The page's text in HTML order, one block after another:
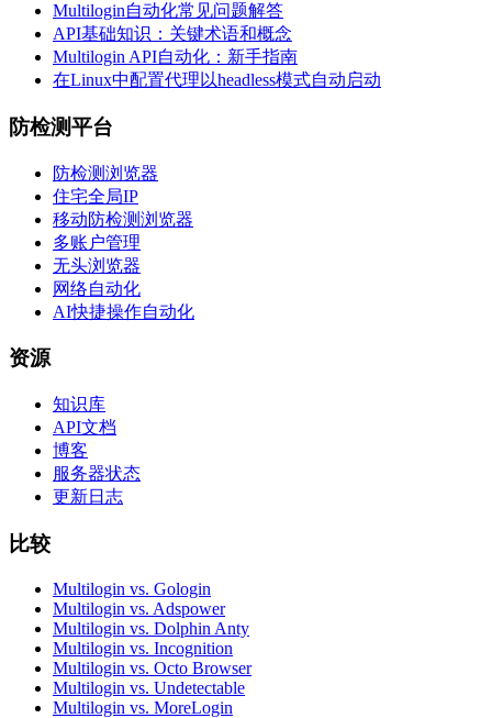
Multilogin自动化常见问题解答
API基础知识：关键术语和概念
Multilogin API自动化：新手指南
在Linux中配置代理以headless模式自动启动
防检测平台
防检测浏览器
住宅全局IP
移动防检测浏览器
多账户管理
无头浏览器
网络自动化
AI快捷操作自动化
资源
知识库
API文档
博客
服务器状态
更新日志
比较
Multilogin vs. Gologin
Multilogin vs. Adspower
Multilogin vs. Dolphin Anty
Multilogin vs. Incognition
Multilogin vs. Octo Browser
Multilogin vs. Undetectable
Multilogin vs. MoreLogin